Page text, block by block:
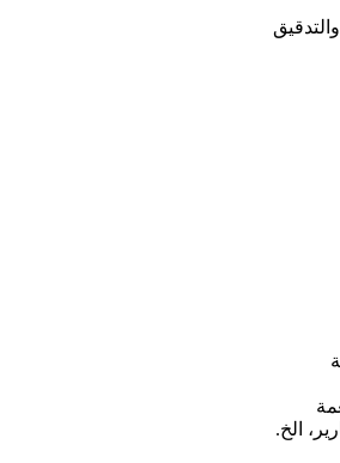
الخ.